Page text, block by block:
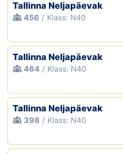
Tallinna Neljapäevak
456 / Klass: N40
Tallinna Neljapäevak
464 / Klass: N40
Tallinna Neljapäevak
398 / Klass: N40